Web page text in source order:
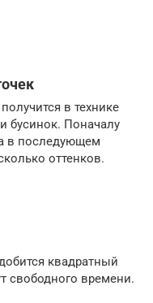
в технике
бусинок. Поначалу
в последующем
оттенков.
квадратный
свободного времени.